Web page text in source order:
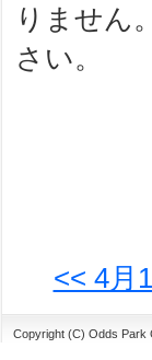
りません
さい。
<< 4
Copyright (C) Odds Park